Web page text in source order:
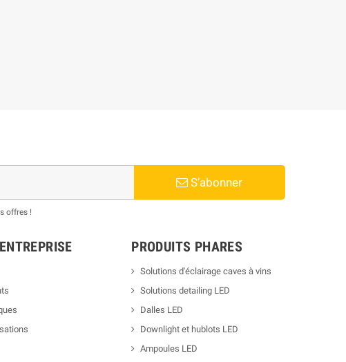
S’abonner
offres !
PRODUITS PHARES
Solutions d'éclairage caves à vins
Solutions detailing LED
Dalles LED
Downlight et hublots LED
Ampoules LED